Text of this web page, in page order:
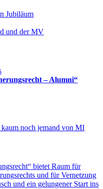
Jubiläum
und der MV
– Alumni“
noch jemand von MI
bietet Raum für
und für Vernetzung
und ein gelungener Start ins